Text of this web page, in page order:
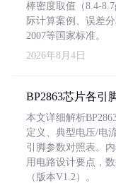
棒密度取值（8.4-
际计算案例、误差
2007等国家标准。
2026年8月4日
BP2863芯片各引
本文详细解析
定义、典型电压/电
引脚参数对照表。
用电路设计要点，
（版本V1.2）。